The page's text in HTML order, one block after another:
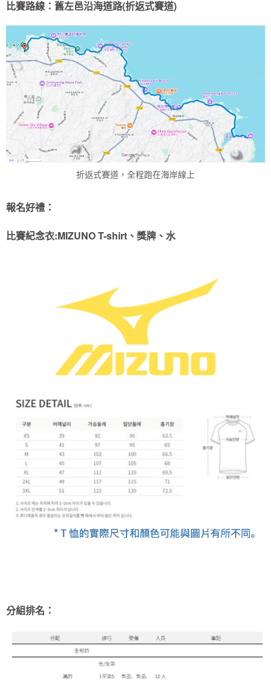
比賽路線：舊左邑沿海道路(折返式賽道)
折返式賽道，全程跑在海岸線上
報名好禮：
比賽紀念衣:MIZUNO T-shirt、獎牌、水
分組排名：